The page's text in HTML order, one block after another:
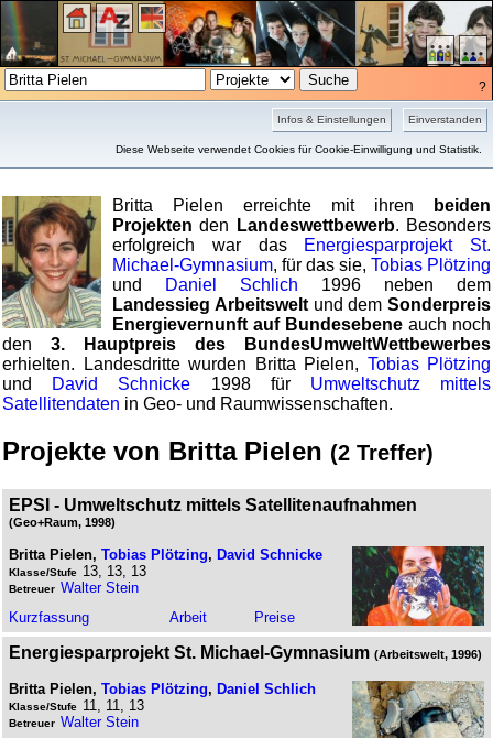
Einverstanden
Infos & Einstellungen
Diese Webseite verwendet Cookies für Cookie-Einwilligung und Statistik.
?
Britta Pielen in der Hall of Fame
Britta Pielen erreichte mit ihren
beiden
Projekten den Landeswettbewerb. Besonders
erfolgreich war das
Energiesparprojekt St.
Michael-Gymnasium, für das sie, Tobias Plötzing
und
Daniel Schlich 1996 neben dem
Landessieg Arbeitsweltund dem Sonderpreis
Energievernunft auf Bundesebene auch noch
den 3. Hauptpreis des Bundes­Umwelt­Wettbewerbes
erhielten. Landesdritte wurden Britta Pielen, Tobias Plötzing
und
David Schnicke 1998 für Umweltschutz mittels
Satellitendaten in Geo- und Raumwissenschaften.
Projekte von Britta Pielen (2 Treffer)
EPSI - Umweltschutz mittels Satelliten­aufnahmen
(Geo+Raum, 1998)
Britta Pielen, Tobias Plötzing, David Schnicke
Klasse/Stufe 13, 13, 13
Betreuer Walter Stein
Kurz­fassung
Arbeit Preise
Energiesparprojekt St. Michael-Gymnasium (Arbeitswelt, 1996)
Britta Pielen, Tobias Plötzing, Daniel Schlich
Klasse/Stufe 11, 11, 13
Betreuer Walter Stein
Projekte Bilder Presse